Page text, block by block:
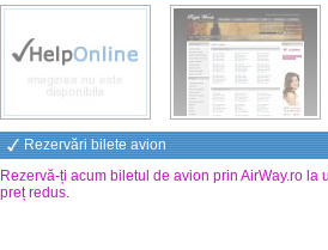
Rezervări bilete avion
Rezervă-ți acum biletul de avion prin AirWay.ro la
preț redus.